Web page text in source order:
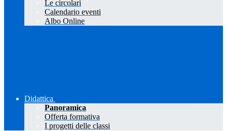
Le circolari
Calendario eventi
Albo Online
Didattica
Panoramica
Offerta formativa
I progetti delle classi